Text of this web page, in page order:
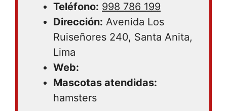
Teléfono: 998 786 199
Dirección: Avenida Los
Ruiseñores 240, Santa Anita,
Lima
Web:
Mascotas atendidas:
hamsters